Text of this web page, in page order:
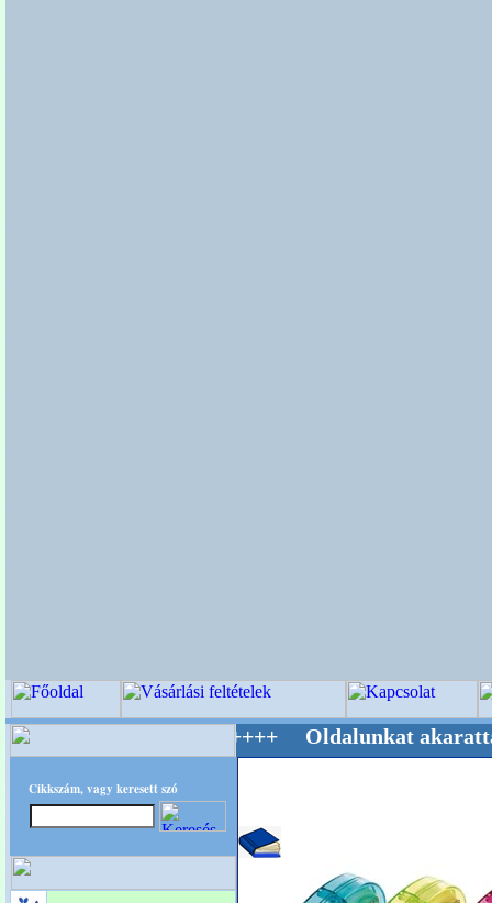
Cikkszám, vagy keresett szó
+++++++ Oldalunkat akarattal